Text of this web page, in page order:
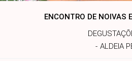
ENCONTRO DE NOIVAS
ALDEIA